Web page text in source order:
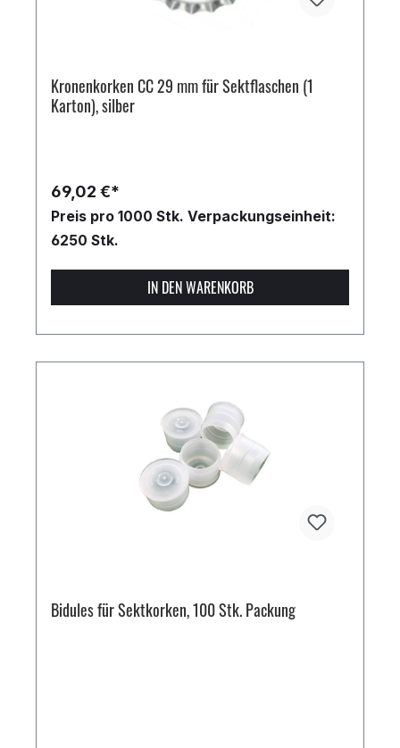
Kronenkorken CC 29 mm für Sektflaschen (1
Karton), silber
69,02 €*
Preis pro 1000 Stk. Verpackungseinheit:
6250 Stk.
IN DEN WARENKORB
Bidules für Sektkorken, 100 Stk. Packung